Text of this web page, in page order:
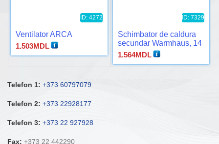
ID: 4272
Ventilator ARCA
1.503MDL
ID: 7329
Schimbator de caldura
secundar Warmhaus, 14
placi
1.564MDL
Telefon 1: +373 60797079
Telefon 2: +373 22928177
Telefon 3: +373 22 927928
Fax: +373 22 442290